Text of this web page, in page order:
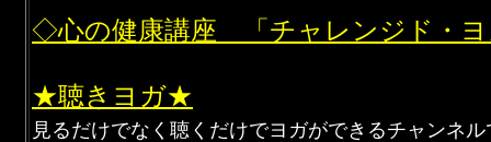
◇心の健康講座 「チャレンジド・ヨ
★聴きヨガ★
見るだけでなく聴くだけでヨガができるチャンネル